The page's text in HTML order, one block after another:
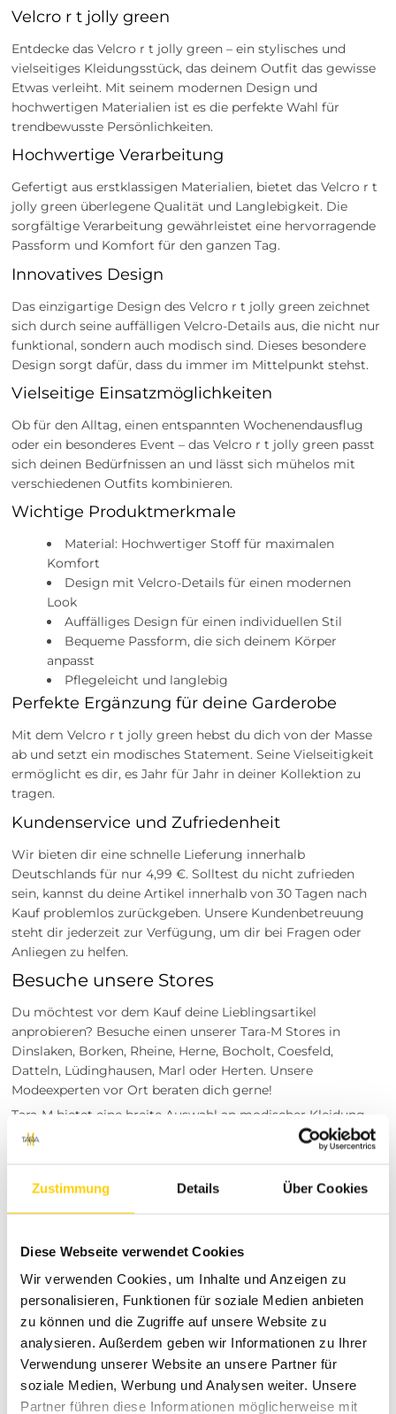
Zustimmung Details Über Cookies
Diese Webseite verwendet Cookies
Wir verwenden Cookies, um Inhalte und Anzeigen zu
personalisieren, Funktionen für soziale Medien anbieten
zu können und die Zugriffe auf unsere Website zu
analysieren. Außerdem geben wir Informationen zu Ihrer
Verwendung unserer Website an unsere Partner für
soziale Medien, Werbung und Analysen weiter. Unsere
Partner führen diese Informationen möglicherweise mit
Velcro r t jolly green
Entdecke das Velcro r t jolly green – ein stylisches und
vielseitiges Kleidungsstück, das deinem Outfit das gewisse
Etwas verleiht. Mit seinem modernen Design und
hochwertigen Materialien ist es die perfekte Wahl für
trendbewusste Persönlichkeiten.
Hochwertige Verarbeitung
Gefertigt aus erstklassigen Materialien, bietet das Velcro r t
jolly green überlegene Qualität und Langlebigkeit. Die
sorgfältige Verarbeitung gewährleistet eine hervorragende
Passform und Komfort für den ganzen Tag.
Innovatives Design
Das einzigartige Design des Velcro r t jolly green zeichnet
sich durch seine auffälligen Velcro-Details aus, die nicht nur
funktional, sondern auch modisch sind. Dieses besondere
Design sorgt dafür, dass du immer im Mittelpunkt stehst.
Vielseitige Einsatzmöglichkeiten
Ob für den Alltag, einen entspannten Wochenendausflug
oder ein besonderes Event – das Velcro r t jolly green passt
sich deinen Bedürfnissen an und lässt sich mühelos mit
verschiedenen Outfits kombinieren.
Wichtige Produktmerkmale
Material: Hochwertiger Stoff für maximalen
Komfort
Design mit Velcro-Details für einen modernen
Look
Auffälliges Design für einen individuellen Stil
Bequeme Passform, die sich deinem Körper
anpasst
Pflegeleicht und langlebig
Perfekte Ergänzung für deine Garderobe
Mit dem Velcro r t jolly green hebst du dich von der Masse
ab und setzt ein modisches Statement. Seine Vielseitigkeit
ermöglicht es dir, es Jahr für Jahr in deiner Kollektion zu
tragen.
Kundenservice und Zufriedenheit
Wir bieten dir eine schnelle Lieferung innerhalb
Deutschlands für nur 4,99 €. Solltest du nicht zufrieden
sein, kannst du deine Artikel innerhalb von 30 Tagen nach
Kauf problemlos zurückgeben. Unsere Kundenbetreuung
steht dir jederzeit zur Verfügung, um dir bei Fragen oder
Anliegen zu helfen.
Besuche unsere Stores
Du möchtest vor dem Kauf deine Lieblingsartikel
anprobieren? Besuche einen unserer Tara-M Stores in
Dinslaken, Borken, Rheine, Herne, Bocholt, Coesfeld,
Datteln, Lüdinghausen, Marl oder Herten. Unsere
Modeexperten vor Ort beraten dich gerne!
Tara-M bietet eine breite Auswahl an modischer Kleidung
für Damen und Herren. Mit unserem Fokus auf Qualität, Stil
und Komfort findest du bei uns immer die perfekten Teile
herausragendes Einkaufserlebnis zu bieten, sowohl online
als auch in unseren stationären Geschäften.
Lieblingsstück zu entdecken. Bestelle das Velcro r t jolly
green und genieße Stil und Komfort zugleich!
RETOURE / REKLAMATION